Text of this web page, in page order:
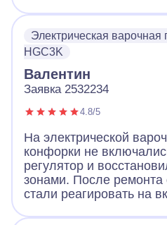
Электрическая варочная
HGC3K
Валентин
Заявка 2532234
4.8/5
На электрической
конфорки не
регулятор и
зонами. После ремонта
стали реагировать на